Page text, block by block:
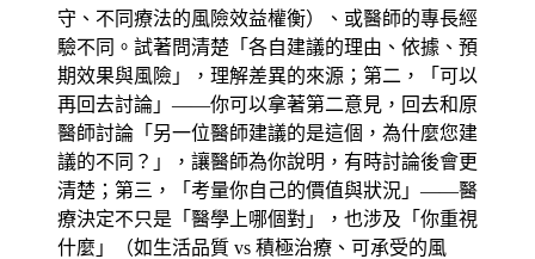
守、不同療法的風險效益權衡）、或醫師的專長經
驗不同。試著問清楚「各自建議的理由、依據、預
期效果與風險」，理解差異的來源；第二，「可以
再回去討論」——你可以拿著第二意見，回去和原
醫師討論「另一位醫師建議的是這個，為什麼您建
議的不同？」，讓醫師為你說明，有時討論後會更
清楚；第三，「考量你自己的價值與狀況」——醫
療決定不只是「醫學上哪個對」，也涉及「你重視
什麼」（如生活品質 vs 積極治療、可承受的風